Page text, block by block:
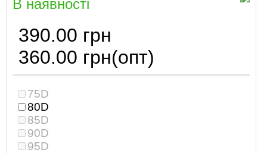
В наявності
390.00 грн
360.00 грн(опт)
75D
80D
85D
90D
95D